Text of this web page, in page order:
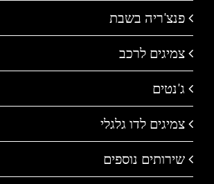
פנצ'ריה בשבת
צמיגים לרכב
ג'נטים
צמיגים לדו גלגלי
שירותים נוספים